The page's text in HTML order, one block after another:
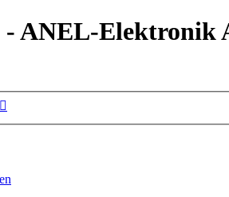
ANEL-Elektronik